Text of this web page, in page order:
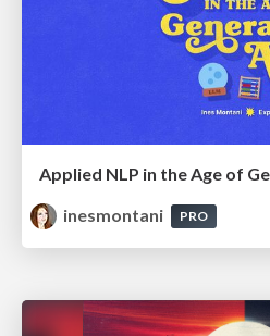
Applied NLP in the Age of
inesmontani
PRO